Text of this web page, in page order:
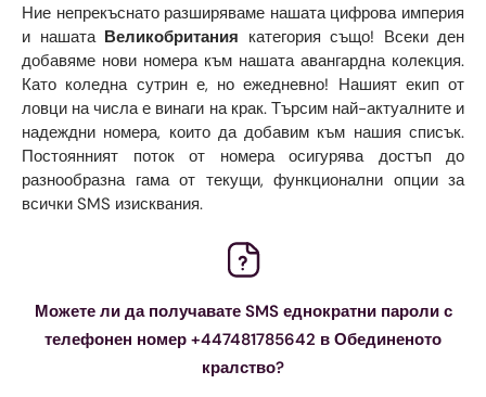
Ние непрекъснато разширяваме нашата цифрова империя
и нашата Великобритания категория също! Всеки ден
добавяме нови номера към нашата авангардна колекция.
Като коледна сутрин е, но ежедневно! Нашият екип от
ловци на числа е винаги на крак. Търсим най-актуалните и
надеждни номера, които да добавим към нашия списък.
Постоянният поток от номера осигурява достъп до
разнообразна гама от текущи, функционални опции за
всички SMS изисквания.
Можете ли да получавате SMS еднократни пароли с
телефонен номер +447481785642 в Обединеното
кралство?